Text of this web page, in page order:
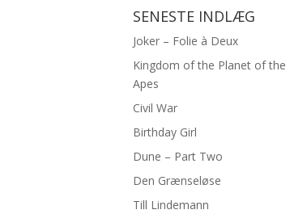
SENESTE INDLÆG
Joker – Folie à Deux
Kingdom of the Planet of the
Apes
Civil War
Birthday Girl
Dune – Part Two
Den Grænseløse
Till Lindemann